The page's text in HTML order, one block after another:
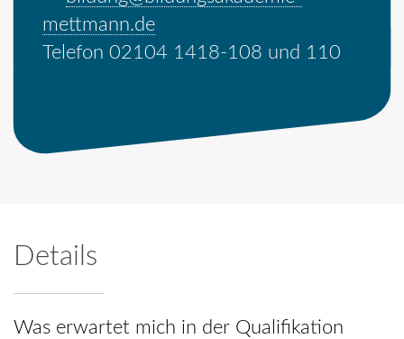
mettmann.de
Telefon 02104 1418-108 und 110
Details
Was erwartet mich in der Qualifikation